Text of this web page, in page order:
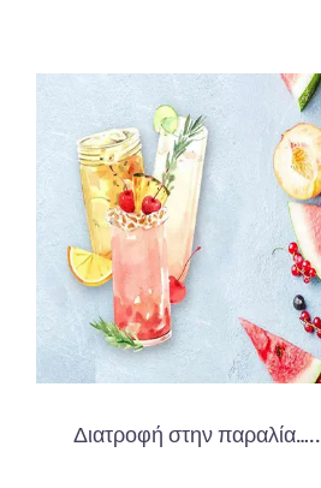
Διατροφή στην παραλία…..